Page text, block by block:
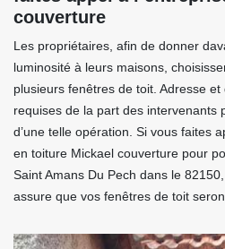
couverture
Les propriétaires, afin de donner
luminosité à leurs maisons,
plusieurs fenêtres de toit. Adresse
requises de la part des intervenants
d’une telle opération. Si vous faites
en toiture Mickael couverture pour
Saint Amans Du Pech dans le
assure que vos fenêtres de toit